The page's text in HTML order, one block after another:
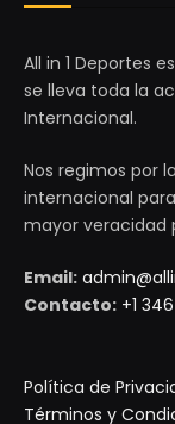
All in 1 Deportes
se lleva toda la
Internacional.
Nos regimos por
internacional
mayor veracidad
Email:
Contacto: +1
Política de
Términos y